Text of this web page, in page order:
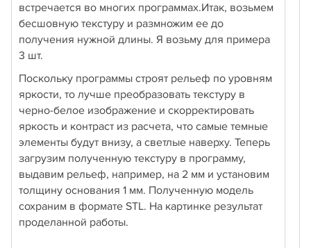
встречается во многих программах.Итак, возьмем
бесшовную текстуру и размножим ее до
получения нужной длины. Я возьму для примера
3 шт.
Поскольку программы строят рельеф по уровням
яркости, то лучше преобразовать текстуру в
черно-белое изображение и скорректировать
яркость и контраст из расчета, что самые темные
элементы будут внизу, а светлые наверху. Теперь
загрузим полученную текстуру в программу,
выдавим рельеф, например, на 2 мм и установим
толщину основания 1 мм. Полученную модель
сохраним в формате STL. На картинке результат
проделанной работы.